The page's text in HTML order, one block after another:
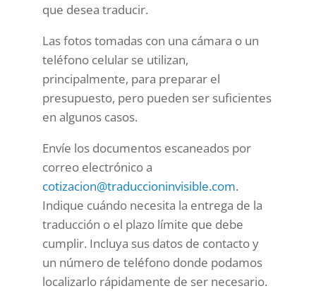
que desea traducir.
Las fotos tomadas con una cámara o un
teléfono celular se utilizan,
principalmente, para preparar el
presupuesto, pero pueden ser suficientes
en algunos casos.
Envíe los documentos escaneados por
correo electrónico a
cotizacion@traduccioninvisible.com.
Indique cuándo necesita la entrega de la
traducción o el plazo límite que debe
cumplir. Incluya sus datos de contacto y
un número de teléfono donde podamos
localizarlo rápidamente de ser necesario.